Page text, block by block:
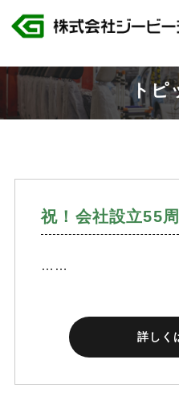
株式会社ジービーシー 岐阜県・
>2025年>9月
トピ
祝！会社設立55
……
詳しく